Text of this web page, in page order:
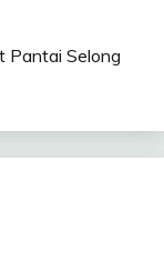
Pantai Selong